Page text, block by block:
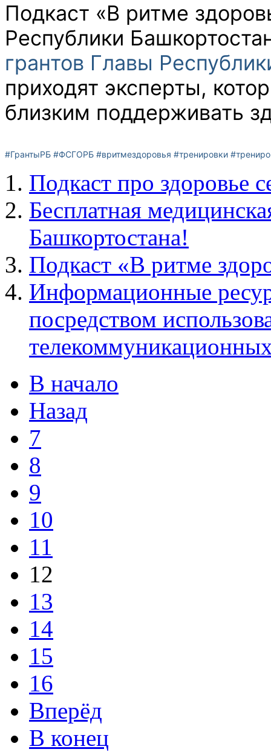
Подкаст «В ритме
Республики
грантов Главы
приходят эксперты,
близким поддерживать
#ГрантыРБ #ФСГОРБ #вритмездоровья #тренировки
Подкаст про здоровье
Бесплатная
Башкортостана!
Подкаст «В ритме
Информационные
посредством
В начало
Назад
7
8
9
10
11
12
13
14
15
16
Вперёд
В конец